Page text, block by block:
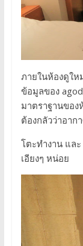
ภายในห้องดูให
ข้อมูลของ
มาตราฐานของ
ต้องกลัวว่าอาก
โตะทำงาน และ
เอียงๆ หน่อย